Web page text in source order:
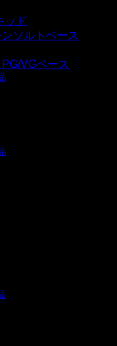
ッド
ソルトベース
VGベース